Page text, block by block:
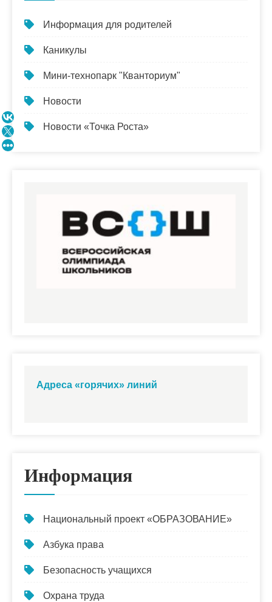
Информация для родителей
Каникулы
Мини-технопарк "Кванториум"
Новости
Новости «Точка Роста»
Адреса «горячих» линий
Информация
Национальный проект «ОБРАЗОВАНИЕ»
Азбука права
Безопасность учащихся
Охрана труда